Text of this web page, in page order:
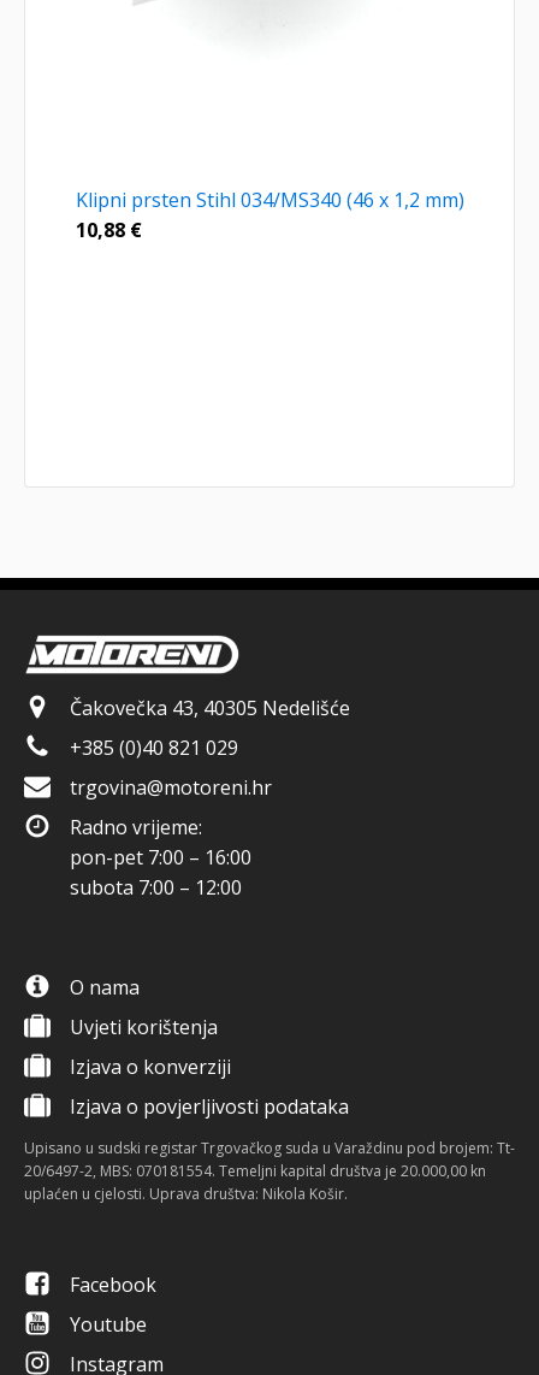
Klipni prsten Stihl 034/MS340 (46 x 1,2 mm)
10,88 €
Čakovečka 43, 40305 Nedelišće
+385 (0)40 821 029
trgovina@motoreni.hr
Radno vrijeme:
pon-pet 7:00 – 16:00
subota 7:00 – 12:00
O nama
Uvjeti korištenja
Izjava o konverziji
Izjava o povjerljivosti podataka
Upisano u sudski registar Trgovačkog suda u Varaždinu pod brojem: Tt-
20/6497-2, MBS: 070181554. Temeljni kapital društva je 20.000,00 kn
uplaćen u cjelosti. Uprava društva: Nikola Košir.
Facebook
Youtube
Instagram